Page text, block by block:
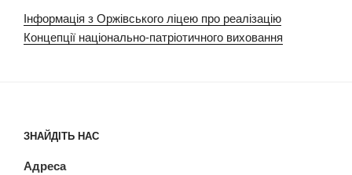
Інформація з Оржівського ліцею про реалізацію
Концепції національно-патріотичного виховання
ЗНАЙДІТЬ НАС
Адреса